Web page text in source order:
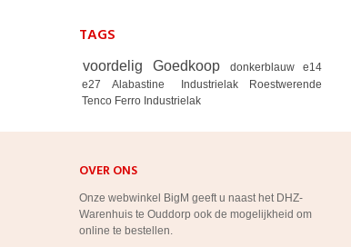
TAGS
voordelig Goedkoop donkerblauw
e14
e27
Alabastine Industrielak
Roestwerende
Tenco Ferro Industrielak
OVER ONS
Onze webwinkel BigM geeft u naast het DHZ-
Warenhuis te Ouddorp ook de mogelijkheid om
online te bestellen.